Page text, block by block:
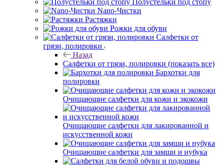
Полустельки под стопу
Nano-Чистки
Растяжки
Рожки для обуви
Салфетки от
грязи, полировки
Назад
Салфетки от грязи, полировки (показать все)
Бархотки для
полировки
Очищающие салфетки для кожи и экокожи
Очищающие салфетки для лакированной и
искусственной кожи
Очищающие салфетки для замши и нубука